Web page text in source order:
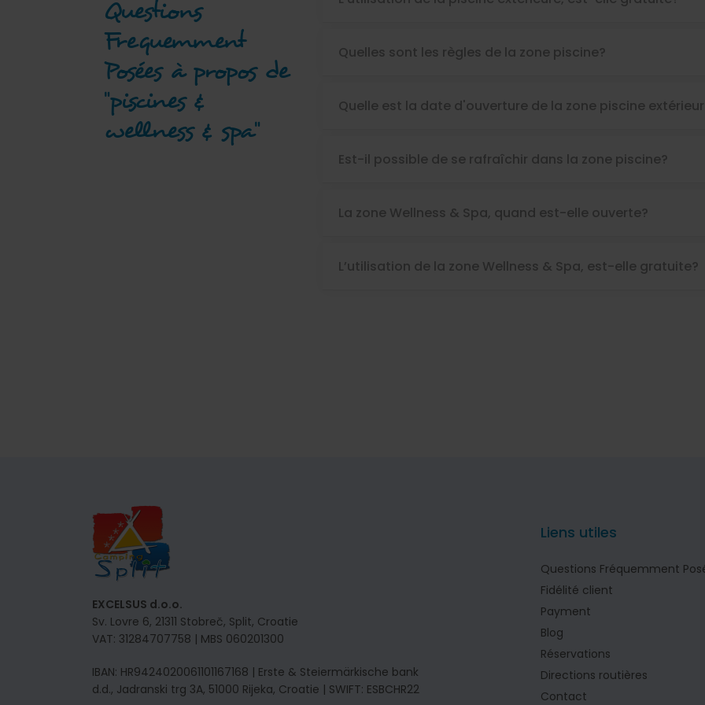
Questions
Frequemment
Posées à propos de
"piscines &
wellness & spa"
Quelles sont les règles de la zone piscine?
Quelle est la date d'ouverture de la zone piscine
Est-il possible de se rafraîchir dans la zone piscine?
La zone Wellness & Spa, quand est-elle ouverte?
L’utilisation de la zone Wellness & Spa, est-elle gratuite?
EXCELSUS d.o.o.
Sv. Lovre 6, 21311 Stobreč, Split, Croatie
VAT: 31284707758 | MBS 060201300
IBAN: HR9424020061101167168 | Erste & Steiermärkische bank
d.d., Jadranski trg 3A, 51000 Rijeka, Croatie | SWIFT: ESBCHR22
Liens utiles
Questions Fréquemment
Fidélité client
Payment
Blog
Réservations
Directions routières
Contact